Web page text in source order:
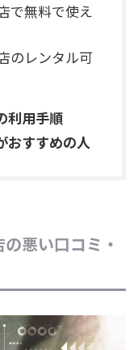
で無料で使え
のレンタル可
利用手順
おすすめの人
悪い口コミ・